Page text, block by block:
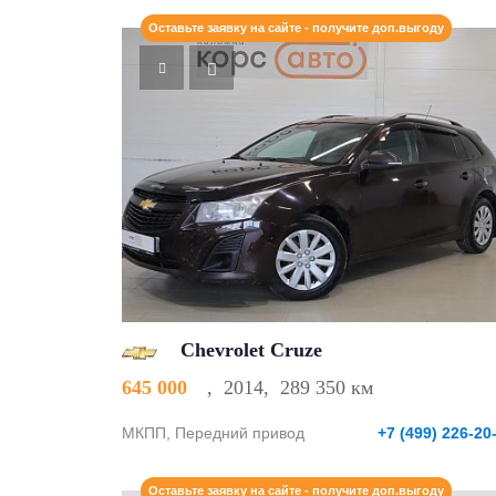
Оставьте заявку на сайте - получите доп.выгоду
Chevrolet Cruze
645 000
, 2014, 289 350 км
МКПП, Передний привод +7 (499) 226-
Оставьте заявку на сайте - получите доп.выгоду